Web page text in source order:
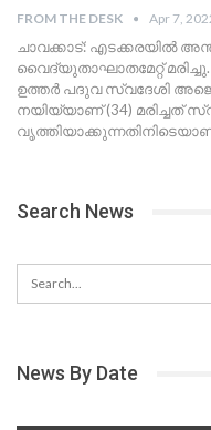
FROM THE DESK Apr 7,
ചാവക്കാട്: എടക്കരയിൽ
വൈദ്യുതാഘാതമേറ്റ്
ഉത്തർ പദുവ സ്വദേശി
നയിയ്യാണ് (34) മരിച്ചത്
Search News
News By Date